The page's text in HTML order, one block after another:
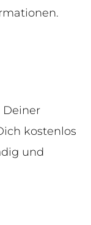
Deiner
kostenlos
und